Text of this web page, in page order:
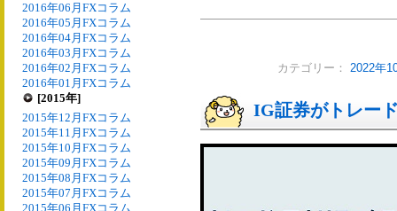
2016年06月FXコラム
2016年05月FXコラム
2016年04月FXコラム
2016年03月FXコラム
2016年02月FXコラム
2016年01月FXコラム
[2015年]
2015年12月FXコラム
2015年11月FXコラム
2015年10月FXコラム
2015年09月FXコラム
2015年08月FXコラム
2015年07月FXコラム
2015年06月FXコラム
カテゴリー： 2022年
IG証券がトレー